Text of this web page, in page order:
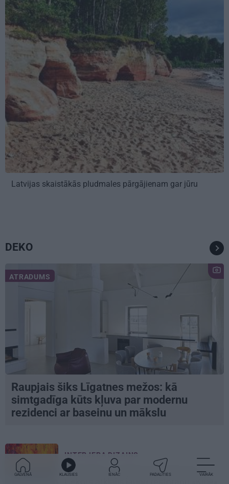
Latvijas skaistākās pludmales pārgājienam gar jūru
DEKO
ATRADUMS
Raupjais šiks Līgatnes mežos: kā
simtgadīga kūts kļuva par modernu
rezidenci ar baseinu un mākslu
INTERJERA DIZAINS
«Michelin» zvaigžņotais Maksims
GALVENĀ KLAUSIES IENĀC PADALĪTIES VAIRĀK